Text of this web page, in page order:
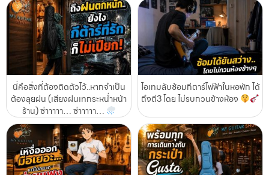
นี่คือสิ่งที่ต้องติดตัวไว้..หากจำเป็น
ต้องลุยฝน (เสียงฝนเทกระหน่ำหน้า
ร้าน) ซ่าาาาา… ซ่าาาาา…
ไอเทมลับซ้อมกีตาร์ไฟฟ้าในหอพัก ได้
ถึงตี3 โดย ไม่รบกวนข้างห้อง